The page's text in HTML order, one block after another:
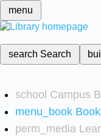
menu
search Search
school Campus
menu_book
perm_media